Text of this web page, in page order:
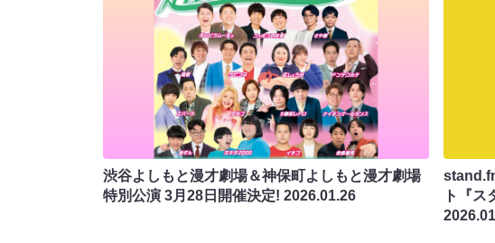
渋谷よしもと漫才劇場＆神保町よしもと漫才劇場
特別公演 3月28日開催決定! 2026.01.26
ト『